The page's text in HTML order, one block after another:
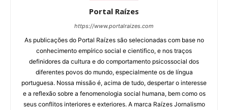
Portal Raízes
https://www.portalraizes.com
As publicações do Portal Raízes são selecionadas com base no
conhecimento empírico social e cientifico, e nos traços
definidores da cultura e do comportamento psicossocial dos
diferentes povos do mundo, especialmente os de língua
portuguesa. Nossa missão é, acima de tudo, despertar o interesse
e a reflexão sobre a fenomenologia social humana, bem como os
seus conflitos interiores e exteriores. A marca Raízes Jornalismo